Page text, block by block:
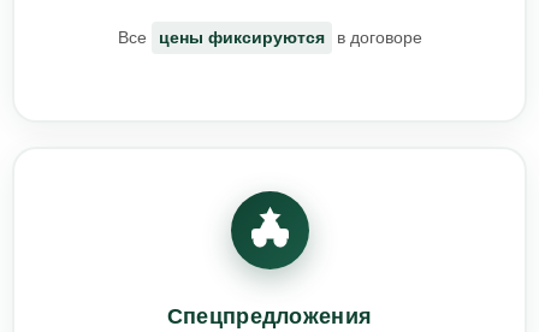
Все цены фиксируются в договоре
Спецпредложения